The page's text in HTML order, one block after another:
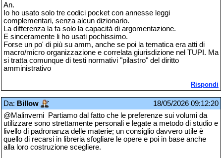
An.
Io ho usato solo tre codici pocket con annesse leggi
complementari, senza alcun dizionario.
La differenza la fa solo la capacità di argomentazione.
E sinceramente li ho usati pochissimo.
Forse un po' di più su amm, anche se poi la tematica era atti di
macro/micro organizzazione e correlata giurisdizione nel TUPI. Ma
si tratta comunque di testi normativi "pilastro" del diritto
amministrativo
Rispondi
Da: Billow
18/05/2026 09:12:20
@Malinverni Partiamo dal fatto che le preferenze sui volumi da
utilizzare sono strettamente personali e legate a metodo di studio e
livello di padronanza delle materie; un consiglio davvero utile è
quello di recarsi in libreria sfogliare le opere e poi in base anche
alla loro costruzione scegliere.